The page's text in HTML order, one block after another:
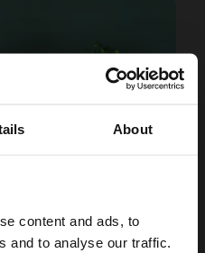
About
content and ads, to
and to analyse our traffic.